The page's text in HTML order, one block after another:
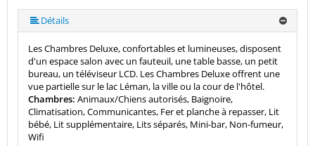
Détails
Les Chambres Deluxe, confortables et lumineuses, disposent
d'un espace salon avec un fauteuil, une table basse, un petit
bureau, un téléviseur LCD. Les Chambres Deluxe offrent une
vue partielle sur le lac Léman, la ville ou la cour de l'hôtel.
Chambres: Animaux/Chiens autorisés, Baignoire,
Climatisation, Communicantes, Fer et planche à repasser, Lit
bébé, Lit supplémentaire, Lits séparés, Mini-bar, Non-fumeur,
Wifi